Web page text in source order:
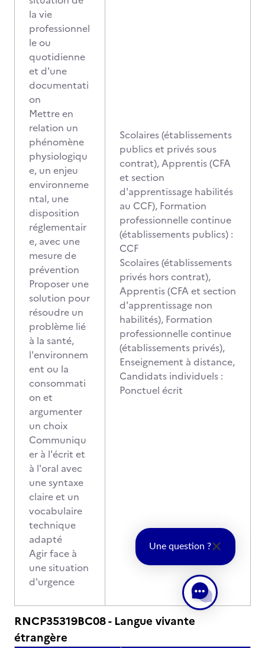
la vie
professionnel
le ou
quotidienne
et d'une
documentati
on
Mettre en
relation un
phénomène
physiologiqu
e, un enjeu
environneme
ntal, une
disposition
réglementair
e, avec une
mesure de
prévention
Proposer une
solution pour
résoudre un
problème lié
à la santé,
l'environnem
ent ou la
consommati
on et
argumenter
un choix
Communiqu
er à l'écrit et
à l'oral avec
une syntaxe
claire et un
vocabulaire
technique
adapté
Agir face à
une situation
d'urgence
Scolaires (établissements
publics et privés sous
contrat), Apprentis (CFA
et section
d'apprentissage habilités
au CCF), Formation
professionnelle continue
(établissements publics) :
CCF
Scolaires (établissements
privés hors contrat),
Apprentis (CFA et section
d'apprentissage non
habilités), Formation
professionnelle continue
(établissements privés),
Enseignement à distance,
Candidats individuels :
Ponctuel écrit
RNCP35319BC08 - Langue vivante
étrangère
Une question ?